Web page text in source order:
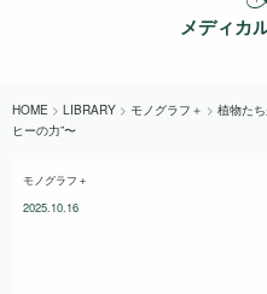
メディカ
HOME > LIBRARY > モノグラフ＋ > 植物た
ヒーの力”〜
モノグラフ＋
2025.10.16